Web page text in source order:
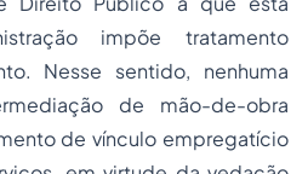
impõe tratamento
Nesse sentido, nenhuma
de mão-de-obra
de vínculo empregatício